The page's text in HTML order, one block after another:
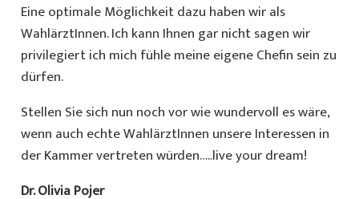
Eine optimale Möglichkeit dazu haben wir als
WahlärztInnen. Ich kann Ihnen gar nicht sagen wir
privilegiert ich mich fühle meine eigene Chefin sein zu
dürfen.
Stellen Sie sich nun noch vor wie wundervoll es wäre,
wenn auch echte WahlärztInnen unsere Interessen in
der Kammer vertreten würden…..live your dream!
Dr. Olivia Pojer